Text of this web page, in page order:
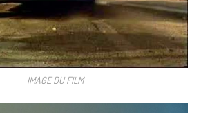
IMAGE DU FILM